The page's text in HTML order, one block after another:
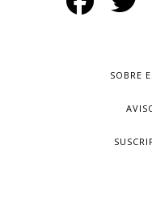
SOBRE